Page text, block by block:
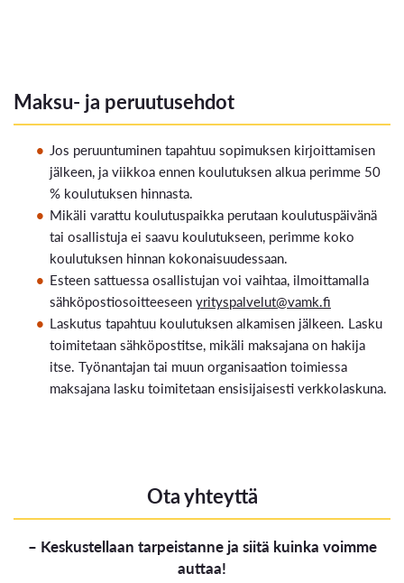
Maksu- ja peruutusehdot
Jos peruuntuminen tapahtuu sopimuksen kirjoittamisen
jälkeen, ja viikkoa ennen koulutuksen alkua perimme 50
% koulutuksen hinnasta.
Mikäli varattu koulutuspaikka perutaan koulutuspäivänä
tai osallistuja ei saavu koulutukseen, perimme koko
koulutuksen hinnan kokonaisuudessaan.
Esteen sattuessa osallistujan voi vaihtaa, ilmoittamalla
sähköpostiosoitteeseenyrityspalvelut@vamk.fi
Laskutus tapahtuu koulutuksen alkamisen jälkeen. Lasku
toimitetaan sähköpostitse, mikäli maksajana on hakija
itse. Työnantajan tai muun organisaation toimiessa
maksajana lasku toimitetaan ensisijaisesti verkkolaskuna.
Ota yhteyttä
– Keskustellaan tarpeistanne ja siitä kuinka voimme
auttaa!